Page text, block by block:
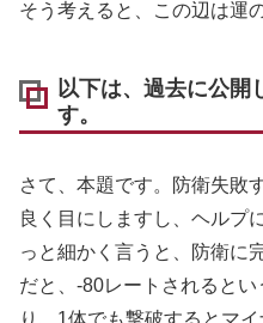
そう考えると、この辺は運
以下は、過去に公
す。
さて、本題です。防衛失敗
良く目にしますし、ヘルプ
っと細かく言うと、防衛に
だと、-80レートされると
り、1体でも撃破するとマ